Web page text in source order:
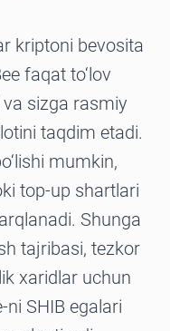
kriptoni bevosita
faqat to‘lov
sizga rasmiy
taqdim etadi.
mumkin,
top-up shartlari
Shunga
tajribasi, tezkor
xaridlar uchun
SHIB egalari